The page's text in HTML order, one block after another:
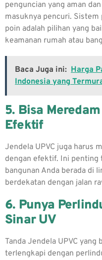
penguncian yang aman
masuknya pencuri.
poin adalah pilihan yang
keamanan rumah atau
Baca Juga ini: Harga
Indonesia yang
5. Bisa
Efektif
Jendela UPVC juga harus
dengan efektif. Ini penting
bangunan Anda berada di
berdekatan dengan jalan
6. Punya
Sinar UV
Tanda Jendela UPVC yang
terlengkapi dengan